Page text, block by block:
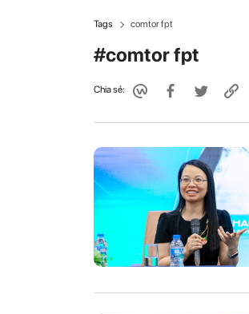
Tags comtor fpt
#comtor fpt
Chia sẻ: